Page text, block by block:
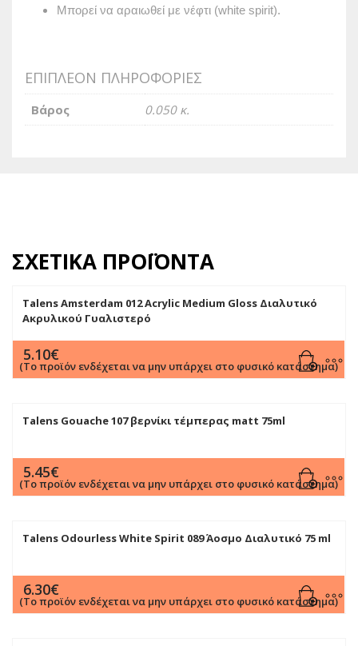
Μπορεί να αραιωθεί με νέφτι (white spirit).
ΕΠΙΠΛΈΟΝ ΠΛΗΡΟΦΟΡΊΕΣ
Βάρος 0.050 κ.
ΣΧΕΤΙΚΆ ΠΡΟΪΌΝΤΑ
Talens Amsterdam 012 Acrylic Medium Gloss Διαλυτικό
Ακρυλικού Γυαλιστερό
5.10€
(Το προϊόν ενδέχεται να μην υπάρχει στο φυσικό κατάστημα)
Talens Gouache 107 βερνίκι τέμπερας matt 75ml
5.45€
(Το προϊόν ενδέχεται να μην υπάρχει στο φυσικό κατάστημα)
Talens Odourless White Spirit 089 Άοσμο Διαλυτικό 75 ml
6.30€
(Το προϊόν ενδέχεται να μην υπάρχει στο φυσικό κατάστημα)